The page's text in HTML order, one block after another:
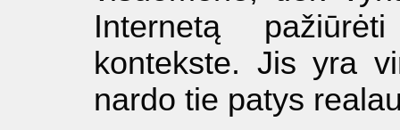
Internetą
kontekste. Jis yra
nardo tie patys